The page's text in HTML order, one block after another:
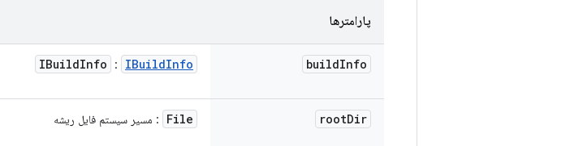
پارامترها
buildInfo
IBuildInfo : IBuildInfo
rootDir
File : مسیر سیستم فایل ریشه